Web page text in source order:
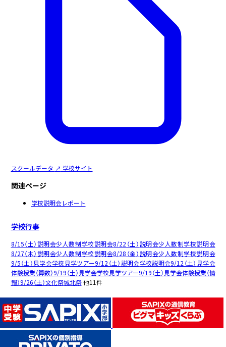
スクールデータ ↗ 学校サイト
関連ページ
学校説明会レポート
学校行事
8/15（土）説明会少人数制学校説明会8/22（土）説明会少人数制学校説明会
8/27（木）説明会少人数制学校説明会8/28（金）説明会少人数制学校説明会
9/5（土） 見学会学校見学ツアー9/12（土）説明会学校説明会9/12（土） 見学会
体験授業（算数）9/19（土） 見学会学校見学ツアー9/19（土） 見学会体験授業（情
報）9/26（土）文化祭城北祭 他11件